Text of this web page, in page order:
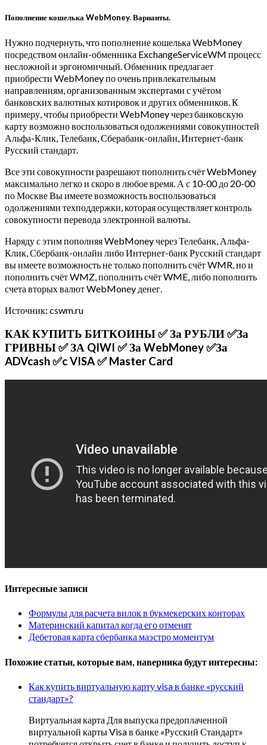
Пополнение кошелька WebMoney. Варианты.
Нужно подчернуть, что пополнение кошелька WebMoney
посредством онлайн-обменника ExchangeServiceWM процесс
несложной и эргономичный. Обменник предлагает
приобрести WebMoney по очень привлекательным
направлениям, организованным экспертами с учётом
банковских валютных котировок и других обменников. К
примеру, чтобы приобрести WebMoney через банковскую
карту возможно воспользоваться одолжениями совокупностей
Альфа-Клик, Телебанк, Сберабанк-онлайн, Интернет-банк
Русский стандарт.
Все эти совокупности разрешают пополнить счёт WebMoney
максимально легко и скоро в любое время. А с 10-00 до 20-00
по Москве Вы имеете возможность воспользоваться
одолжениями техподдержки, которая осуществляет контроль
совокупности перевода электронной валюты.
Наряду с этим пополняя WebMoney через Телебанк, Альфа-
Клик, Сбербанк-онлайн либо Интернет-банк Русский стандарт
вы имеете возможность не только пополнить счёт WMR, но и
пополнить счёт WMZ, пополнить счёт WME, либо пополнить
счета вторых валют WebMoney денег.
Источник: cswm.ru
КАК КУПИТЬ БИТКОИНЫ ✅ За РУБЛИ ✅За
ГРИВНЫ ✅ ЗА QIWI ✅ За WebMoney ✅За
ADVcash ✅c VISA ✅ Master Card
Интересные записи
Формулы для расчета вилок в букмекерских конторах
Материнский капитал когда его отменят
Дебетовая карта сбербанка маэстро моментум
Похожие статьи, которые вам, наверника будут интересны:
Как купить виртуальную карту visa в банке «русский
стандарт»?
Виртуальная карта Для выпуска предоплаченной
виртуальной карты Visa в банке «Русский Стандарт»